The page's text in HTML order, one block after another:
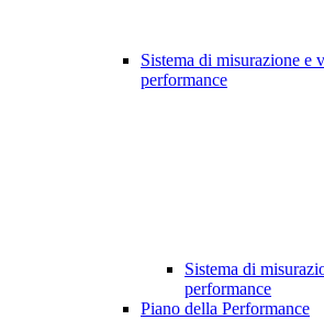
Sistema di misurazione e
performance
Sistema di
performance
Piano della Performance